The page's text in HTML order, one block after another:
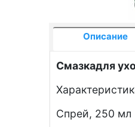
Описание
Смазкадля
Спрей, 250 мл